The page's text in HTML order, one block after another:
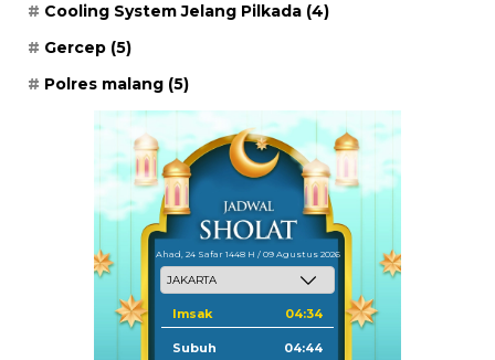
Cooling System Jelang Pilkada (4)
Gercep (5)
Polres malang (5)
Ahad, 24 Safar 1448 H / 09 Agustus 2026
Imsak 04:34
Subuh 04:44